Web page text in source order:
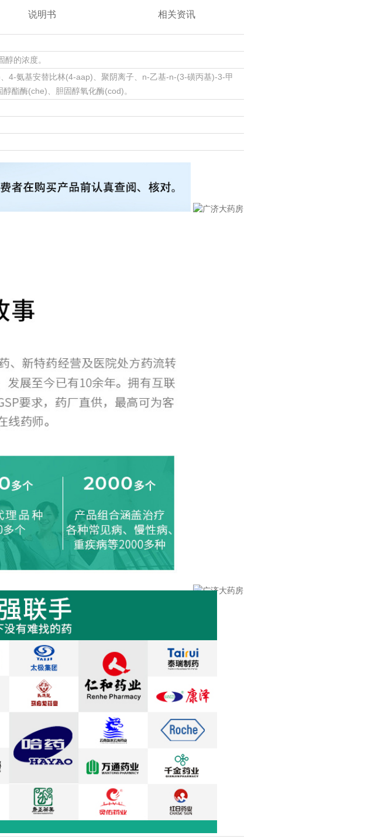
说明书 相关资讯
的浓度。
4-氨基安替比林(4-aap)、聚阴离子、n-乙基-n-(3-磺丙基)-3-甲
酯酶(che)、胆固醇氧化酶(cod)。